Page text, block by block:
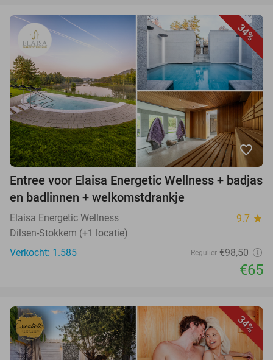
34%
favorite_border
Entree voor Elaisa Energetic Wellness + badjas
en badlinnen + welkomstdrankje
Elaisa Energetic Wellness 9.7 star
Dilsen-Stokkem (+1 locatie)
Verkocht: 1.585
Regulier €98,50
€65
34%